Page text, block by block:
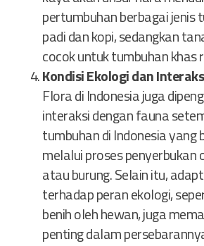
pertumbuhan berbagai jenis
padi dan kopi, sedangkan
cocok untuk tumbuhan khas
Kondisi Ekologi dan
Flora di Indonesia juga
interaksi dengan fauna
tumbuhan di Indonesia yang
melalui proses penyerbukan
atau burung. Selain itu,
terhadap peran ekologi,
benih oleh hewan, juga
penting dalam